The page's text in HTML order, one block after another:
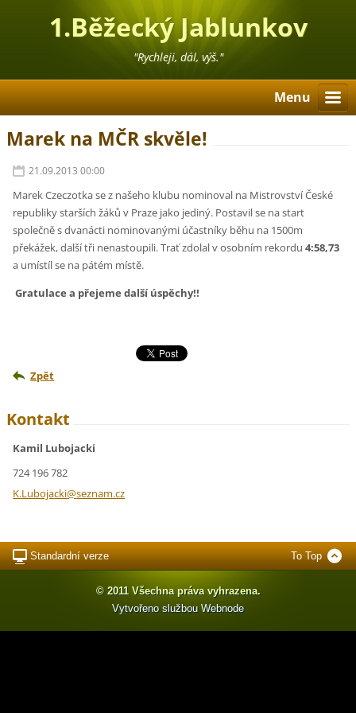
1.Běžecký Jablunkov
"Rychleji, dál, výš."
Menu
Marek na MČR skvěle!
21.09.2013 00:00
Marek Czeczotka se z našeho klubu nominoval na Mistrovství České
republiky starších žáků v Praze jako jediný. Postavil se na start
společně s dvanácti nominovanými účastníky běhu na 1500m
překážek, další tři nenastoupili. Trať zdolal v osobním rekordu4:58,73
a umístíl se na pátém místě.
Gratulace a přejeme další úspěchy!!
Zpět
Kontakt
Kamil Lubojacki
724 196 782
K.Lubojacki@seznam.cz
Standardní verze To Top
© 2011 Všechna práva vyhrazena.
Vytvořeno službou Webnode